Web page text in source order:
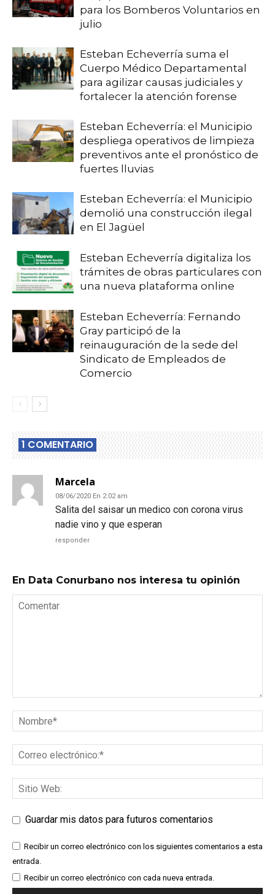
para los Bomberos Voluntarios en
julio
Esteban Echeverría suma el
Cuerpo Médico Departamental
para agilizar causas judiciales y
fortalecer la atención forense
Esteban Echeverría: el Municipio
despliega operativos de limpieza
preventivos ante el pronóstico de
fuertes lluvias
Esteban Echeverría: el Municipio
demolió una construcción ilegal
en El Jagüel
Esteban Echeverría digitaliza los
trámites de obras particulares con
una nueva plataforma online
Esteban Echeverría: Fernando
Gray participó de la
reinauguración de la sede del
Sindicato de Empleados de
Comercio
1 COMENTARIO
Marcela
08/06/2020 En 2:02 am
Salita del saisar un medico con corona virus
nadie vino y que esperan
responder
En Data Conurbano nos interesa tu opinión
Guardar mis datos para futuros comentarios
Recibir un correo electrónico con los siguientes comentarios a esta
entrada.
Recibir un correo electrónico con cada nueva entrada.